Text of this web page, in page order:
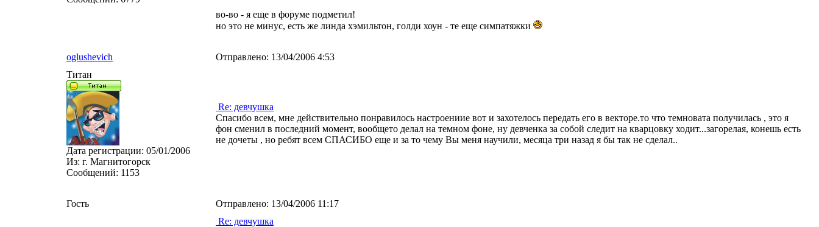
во-во - я еще в форуме подметил!
но это не минус, есть же линда хэмильтон, голди хоун - те еще симпатяжки
oglushevich Отправлено: 13/04/2006 4:53
Титан
Дата регистрации: 05/01/2006
Из: г. Магнитогорск
Сообщений: 1153
Re: девчушка
Спасибо всем, мне действительно понравилось настроениие вот и захотелось передать его в векторе.то что темновата получилась , это я
фон сменил в последний момент, вообщето делал на темном фоне, ну девченка за собой следит на кварцовку ходит...загорелая, конешь есть
не дочеты , но ребят всем СПАСИБО еще и за то чему Вы меня научили, месяца три назад я бы так не сделал..
Гость Отправлено: 13/04/2006 11:17
Re: девчушка